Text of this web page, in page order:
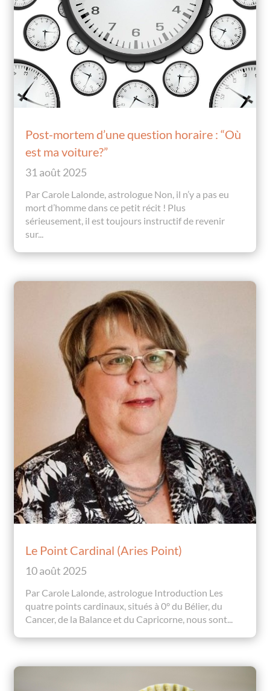
Post-mortem d’une question horaire : “Où
est ma voiture?”
31 août 2025
Par Carole Lalonde, astrologue Non, il n’y a pas eu
mort d’homme dans ce petit récit ! Plus
sérieusement, il est toujours instructif de revenir
sur...
Le Point Cardinal (Aries Point)
10 août 2025
Par Carole Lalonde, astrologue Introduction Les
quatre points cardinaux, situés à 0° du Bélier, du
Cancer, de la Balance et du Capricorne, nous sont...